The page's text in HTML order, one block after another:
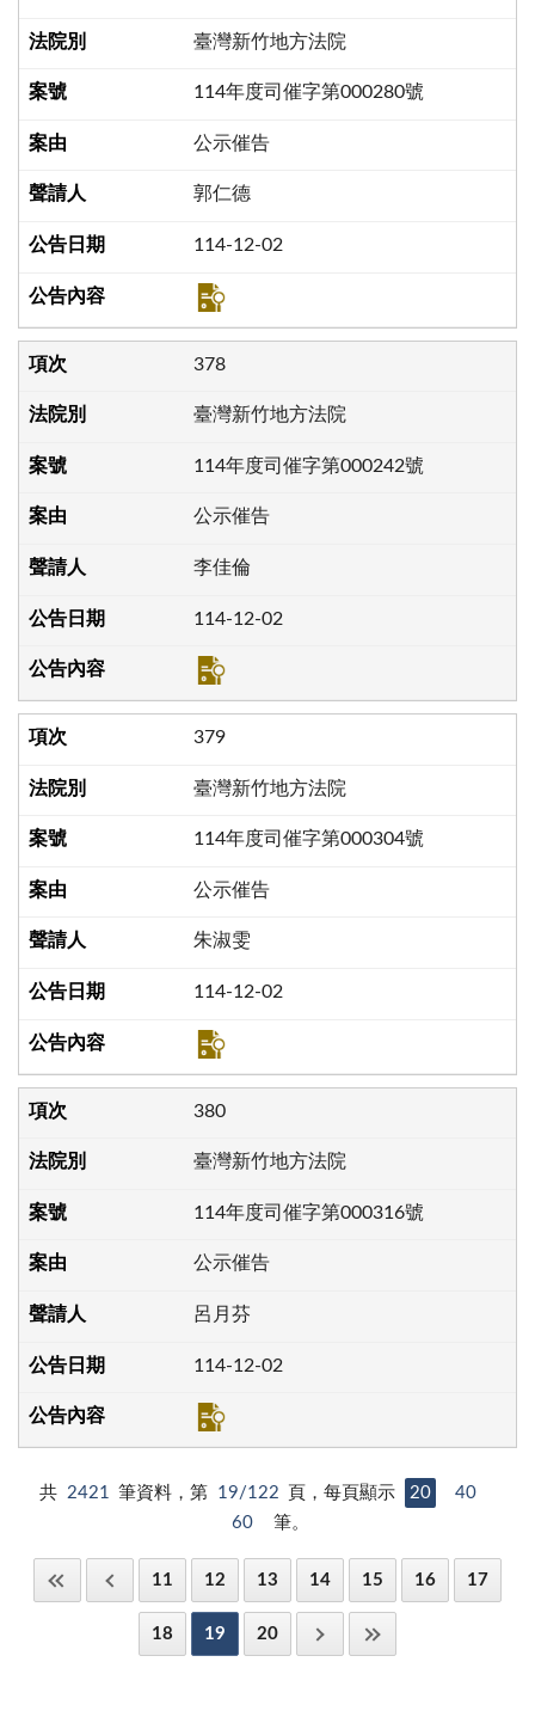
臺灣新竹地方法院
114年度司催字第000280號
公示催告
郭仁德
114-12-02
378
臺灣新竹地方法院
114年度司催字第000242號
公示催告
李佳倫
114-12-02
379
臺灣新竹地方法院
114年度司催字第000304號
公示催告
朱淑雯
114-12-02
380
臺灣新竹地方法院
114年度司催字第000316號
公示催告
呂月芬
114-12-02
共 2421 筆資料，第 19/122 頁，每頁顯示 20
40
60
筆。
11 12 13 14 15 16 17
18 19 20